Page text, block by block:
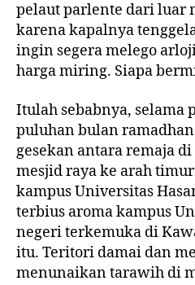
pelaut parlente dari luar
karena kapalnya
ingin segera melego
harga miring. Siapa
Itulah sebabnya, selama
puluhan bulan
gesekan antara remaja
mesjid raya ke arah
kampus Universitas
terbius aroma kampus
negeri terkemuka di
itu. Teritori damai dan
menunaikan tarawih di